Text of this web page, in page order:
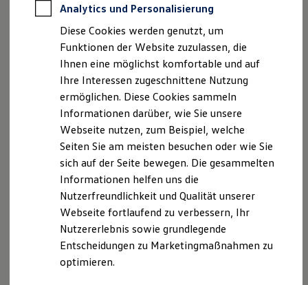
ProfiPartner für Gebrauchtwagen
Finanzierung
Für Privatkunden
Für Gewerbekunden
Leasing
Für Privatkunden
Für Gewerbekunden
Versicherungen & Garantien
Garantien
Kfz-Versicherung für Nutzfahrzeuge
Restschuldversicherung
Wartungsverträge
Besitzer & Service
Reparatur & Service
Sommer-Special
Reparatur, Pflege & Inspektion
Servicetermin anfragen
Service-Vorteile bei Volkswagen Nutzfahrzeuge
ServicePlus
Economy Service
Räder & Reifen Service
Analytics und Personalisierung
Diese Cookies werden genutzt, um
Funktionen der Website zuzulassen, die
Ihnen eine möglichst komfortable und auf
Ihre Interessen zugeschnittene Nutzung
ermöglichen. Diese Cookies sammeln
Informationen darüber, wie Sie unsere
Webseite nutzen, zum Beispiel, welche
Seiten Sie am meisten besuchen oder wie Sie
sich auf der Seite bewegen. Die gesammelten
Informationen helfen uns die
Nutzerfreundlichkeit und Qualität unserer
Webseite fortlaufend zu verbessern, Ihr
Nutzererlebnis sowie grundlegende
Entscheidungen zu Marketingmaßnahmen zu
optimieren.